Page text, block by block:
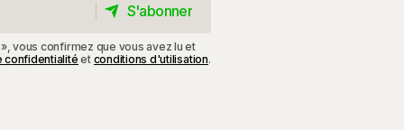
S'abonner
vous confirmez que vous avez lu et
confidentialité et conditions d'utilisation.